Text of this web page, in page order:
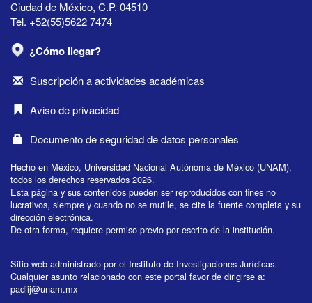
Ciudad de México, C.P. 04510
Tel. +52(55)5622 7474
¿Cómo llegar?
Suscripción a actividades académicas
Aviso de privacidad
Documento de seguridad de datos personales
Hecho en México, Universidad Nacional Autónoma de México (UNAM),
todos los derechos reservados 2026.
Esta página y sus contenidos pueden ser reproducidos con fines no
lucrativos, siempre y cuando no se mutile, se cite la fuente completa y su
dirección electrónica.
De otra forma, requiere permiso previo por escrito de la institución.
Sitio web administrado por el Instituto de Investigaciones Jurídicas.
Cualquier asunto relacionado con este portal favor de dirigirse a:
padiij@unam.mx